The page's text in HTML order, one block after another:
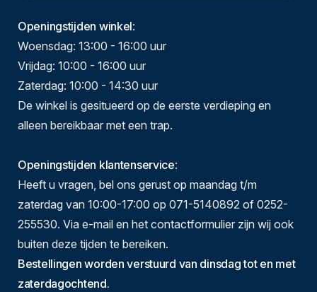
Openingstijden winkel:
Woensdag: 13:00 - 16:00 uur
Vrijdag: 10:00 - 16:00 uur
Zaterdag: 10:00 - 14:30 uur
De winkel is gesitueerd op de eerste verdieping en
alleen bereikbaar met een trap.
Openingstijden klantenservice:
Heeft u vragen, bel ons gerust op maandag t/m
zaterdag van 10:00-17:00 op 071-5140892 of 0252-
255530. Via e-mail en het contactformulier zijn wij ook
buiten deze tijden te bereiken.
Bestellingen worden verstuurd van dinsdag tot en met
zaterdagochtend.